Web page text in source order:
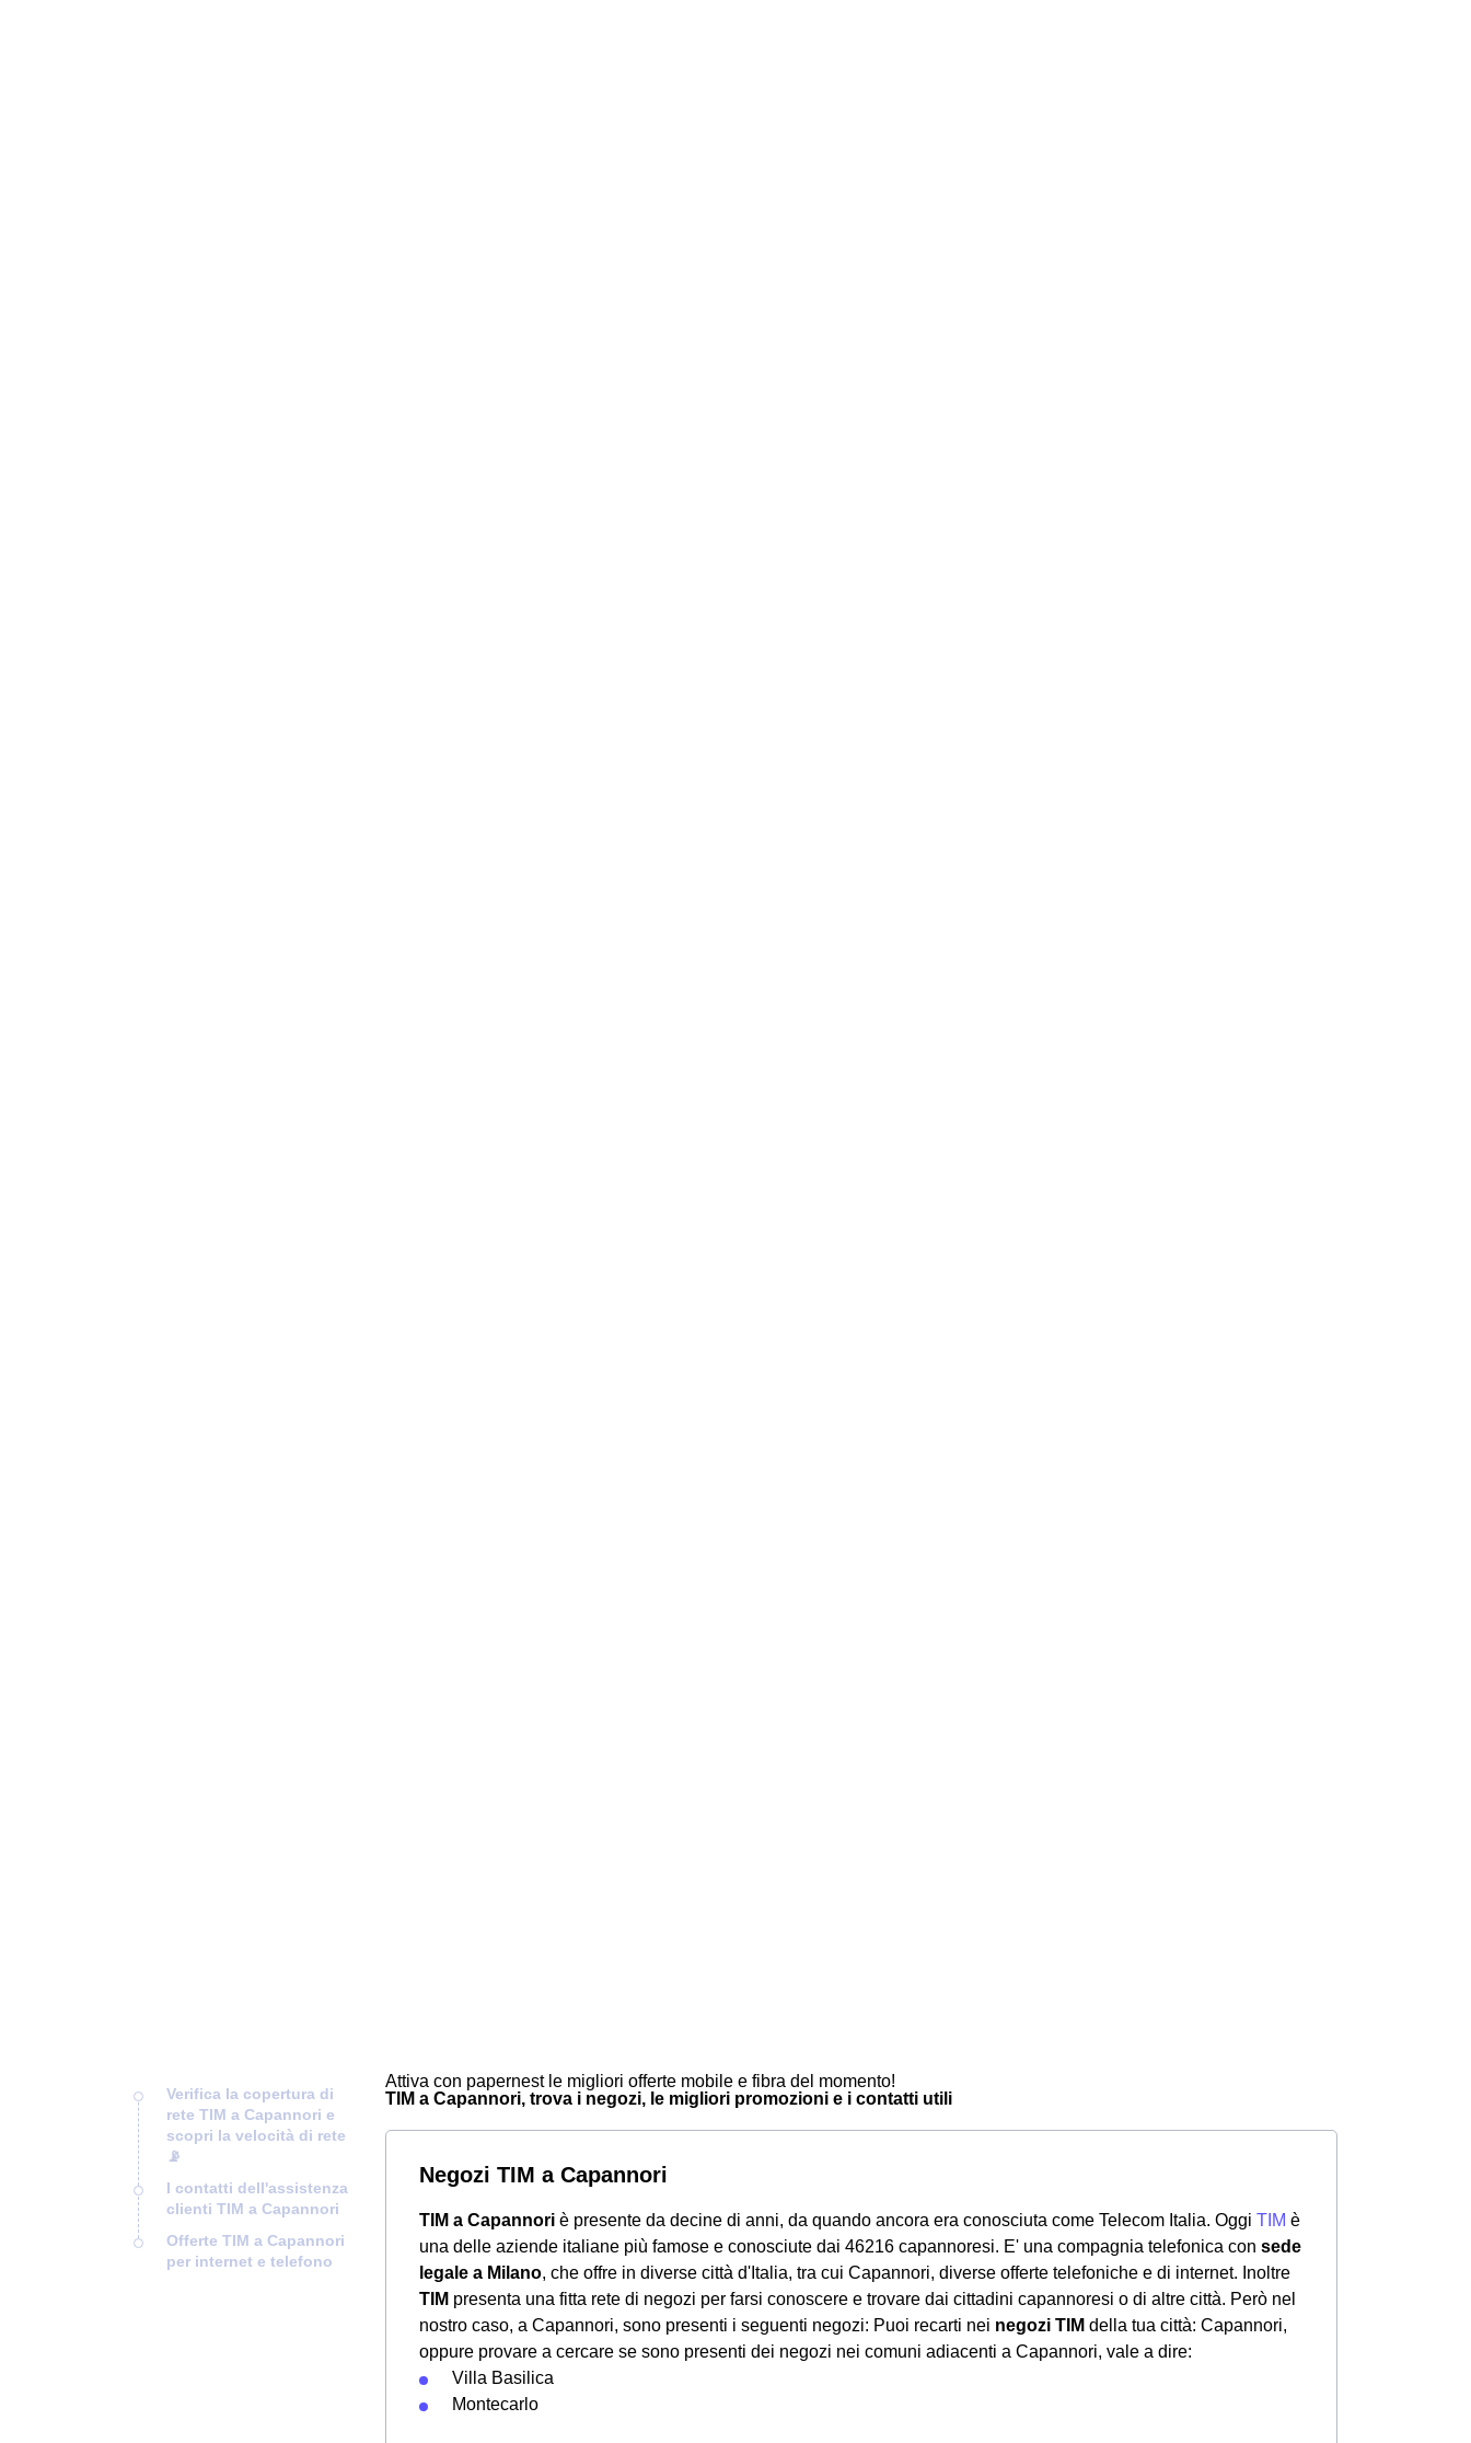
Verifica la copertura di
rete TIM a Capannori e
scopri la velocità di rete
📡
I contatti dell'assistenza
clienti TIM a Capannori
Offerte TIM a Capannori
per internet e telefono
Attiva con papernest le migliori offerte mobile e fibra del momento!
TIM a Capannori, trova i negozi, le migliori promozioni e i contatti utili
Negozi TIM a Capannori
TIM a Capannori è presente da decine di anni, da quando ancora era conosciuta come Telecom Italia. Oggi TIM è
una delle aziende italiane più famose e conosciute dai 46216 capannoresi. E' una compagnia telefonica con sede
legale a Milano, che offre in diverse città d'Italia, tra cui Capannori, diverse offerte telefoniche e di internet. Inoltre
TIM presenta una fitta rete di negozi per farsi conoscere e trovare dai cittadini capannoresi o di altre città. Però nel
nostro caso, a Capannori, sono presenti i seguenti negozi: Puoi recarti nei negozi TIM della tua città: Capannori,
oppure provare a cercare se sono presenti dei negozi nei comuni adiacenti a Capannori, vale a dire:
Villa Basilica
Montecarlo